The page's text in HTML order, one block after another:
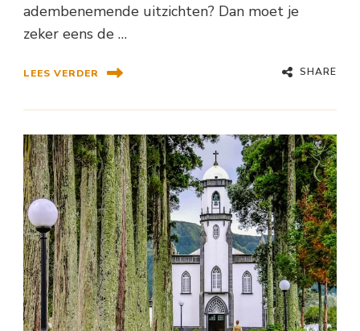
adembenemende uitzichten? Dan moet je
zeker eens de …
LEES VERDER SHARE